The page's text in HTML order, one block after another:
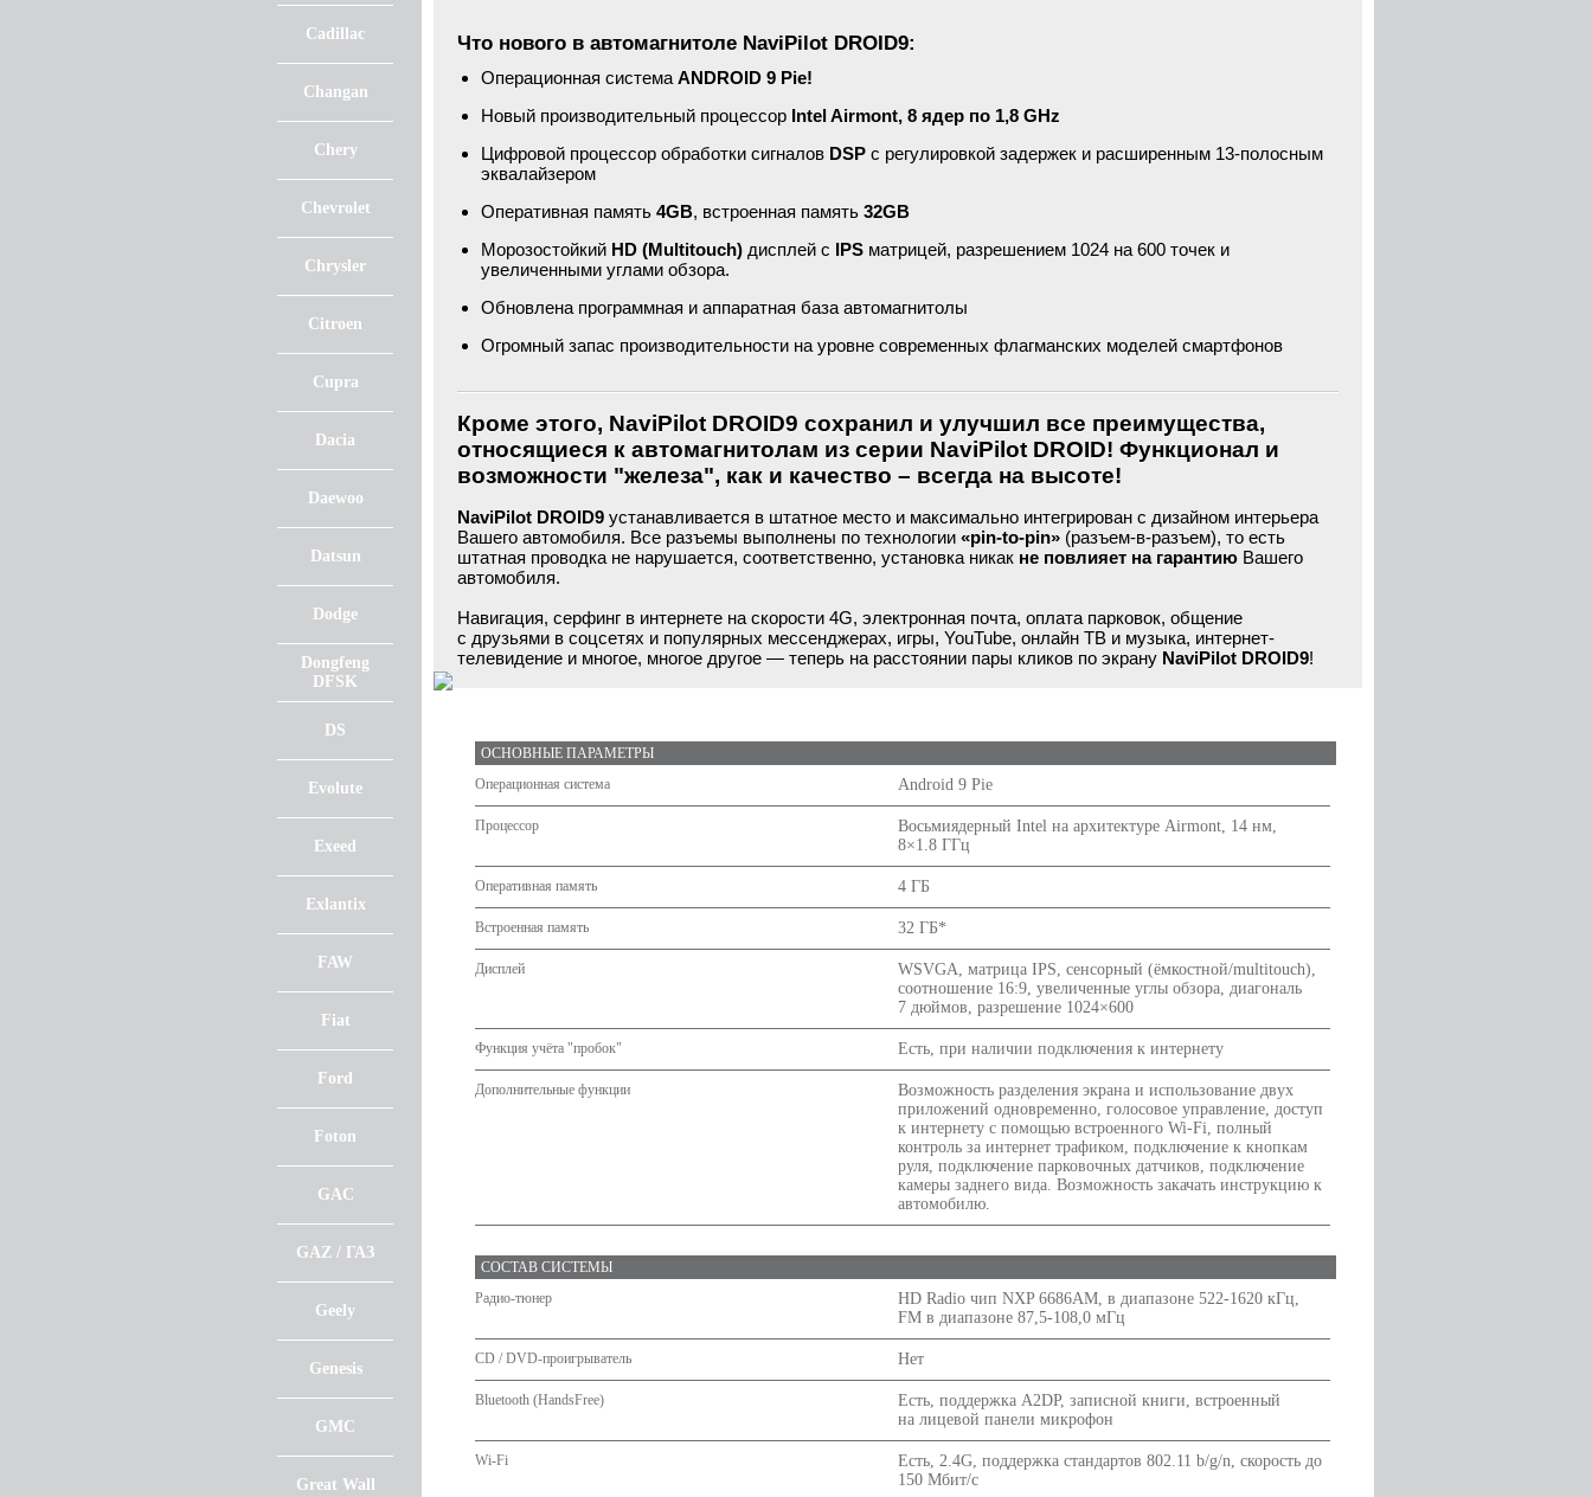
Cadillac
Changan
Chery
Chevrolet
Chrysler
Citroen
Cupra
Dacia
Daewoo
Datsun
Dodge
Dongfeng
DFSK
DS
Evolute
Exeed
Exlantix
FAW
Fiat
Ford
Foton
GAC
GAZ / ГАЗ
Geely
Genesis
GMC
Great Wall
Что нового в автомагнитоле NaviPilot DROID9:
Операционная система ANDROID 9 Pie!
Новый производительный процессор Intel Airmont, 8 ядер по 1,8 GHz
Цифровой процессор обработки сигналов DSP с регулировкой задержек и расширенным 13-полосным
эквалайзером
Оперативная память 4GB, встроенная память 32GB
Морозостойкий HD (Multitouch) дисплей с IPS матрицей, разрешением 1024 на 600 точек и
увеличенными углами обзора.
Обновлена программная и аппаратная база автомагнитолы
Огромный запас производительности на уровне современных флагманских моделей смартфонов
Кроме этого, NaviPilot DROID9 сохранил и улучшил все преимущества,
относящиеся к автомагнитолам из серии NaviPilot DROID! Функционал и
возможности "железа", как и качество – всегда на высоте!
NaviPilot DROID9 устанавливается в штатное место и максимально интегрирован с дизайном интерьера
Вашего автомобиля. Все разъемы выполнены по технологии «pin-to-pin» (разъем-в-разъем), то есть
штатная проводка не нарушается, соответственно, установка никак не повлияет на гарантию Вашего
автомобиля.
Навигация, серфинг в интернете на скорости 4G, электронная почта, оплата парковок, общение
с друзьями в соцсетях и популярных мессенджерах, игры, YouTube, онлайн ТВ и музыка, интернет-
телевидение и многое, многое другое — теперь на расстоянии пары кликов по экрану NaviPilot DROID9!
ОСНОВНЫЕ ПАРАМЕТРЫ
Операционная система
Android 9 Pie
Процессор
Восьмиядерный Intel на архитектуре Airmont, 14 нм,
8×1.8 ГГц
Оперативная память 4 ГБ
Встроенная память 32 ГБ*
Дисплей
WSVGA, матрица IPS, сенсорный (ёмкостной/multitouch),
соотношение 16:9, увеличенные углы обзора, диагональ
7 дюймов, разрешение 1024×600
Функция учёта "пробок" Есть, при наличии подключения к интернету
Дополнительные функции
Возможность разделения экрана и использование двух
приложений одновременно, голосовое управление, доступ
к интернету с помощью встроенного Wi-Fi, полный
контроль за интернет трафиком, подключение к кнопкам
руля, подключение парковочных датчиков, подключение
камеры заднего вида. Возможность закачать инструкцию к
автомобилю.
СОСТАВ СИСТЕМЫ
Радио-тюнер
HD Radio чип NXP 6686AM, в диапазоне 522-1620 кГц,
FM в диапазоне 87,5-108,0 мГц
CD / DVD-проигрыватель Нет
Bluetooth (HandsFree)
Есть, поддержка A2DP, записной книги, встроенный
на лицевой панели микрофон
Wi-Fi
Есть, 2.4G, поддержка стандартов 802.11 b/g/n, скорость до
150 Мбит/с